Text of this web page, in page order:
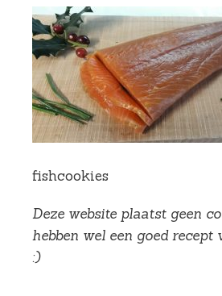
fishcookies
Deze website plaatst geen
hebben wel een goed recept
:)